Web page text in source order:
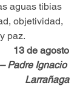
aguas tibias
objetividad,
paz.
13 de agosto
Padre Ignacio
Larrañaga